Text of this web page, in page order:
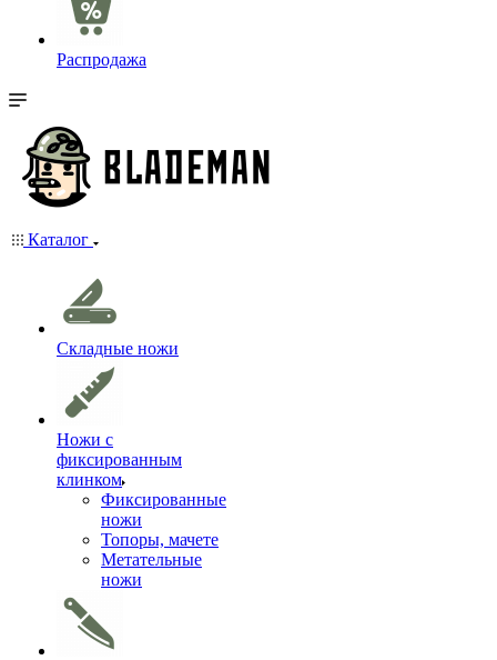
Распродажа
Каталог
Складные ножи
Ножи с
фиксированным
клинком
Фиксированные
ножи
Топоры, мачете
Метательные
ножи